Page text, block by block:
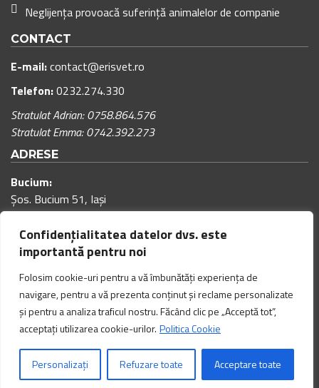
Confidențialitatea datelor dvs. este
importantă pentru noi
Folosim cookie-uri pentru a vă îmbunătăți experiența de
navigare, pentru a vă prezenta conținut și reclame personalizate
și pentru a analiza traficul nostru. Făcând clic pe „Acceptă tot”,
acceptați utilizarea cookie-urilor. Politica Cookie
Personalizați Refuzare toate Acceptare toate
Neglijența provoacă suferință animalelor de companie
CONTACT
E-mail:contact@erisvet.ro
Telefon:0232.274.330
Stratulat Adrian: 0758.864.576
Stratulat Emma: 0742.392.273
ADRESE
Bucium:
Șos. Bucium 51, Iași
Luni – Vineri: 900– 1800(pauza de masa: 12:00 – 12:30)
Sâmbăta: 900– 1500(pauza de masa: 12:00 – 12:30)
Copyright @ 2026 ERISVET Toate drepturile rezervate. Website realizat de